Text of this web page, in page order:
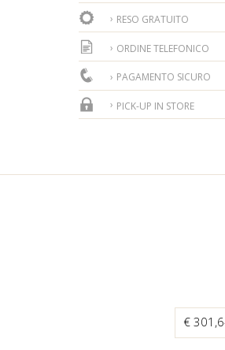
RESO GRATUITO
ORDINE TELEFONICO
PAGAMENTO SICURO
PICK-UP IN STORE
€